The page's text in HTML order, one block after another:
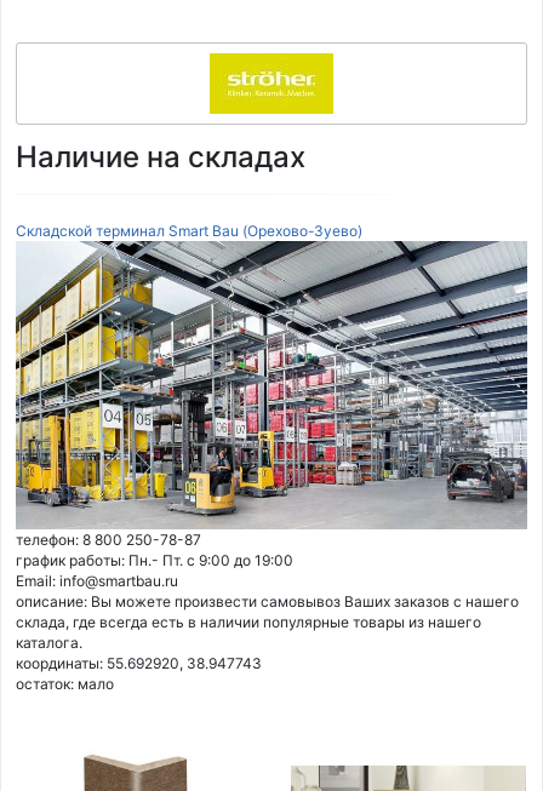
Наличие на складах
Складской терминал Smart Bau (Орехово-Зуево)
телефон: 8 800 250-78-87
график работы: Пн.- Пт. с 9:00 до 19:00
Email: info@smartbau.ru
описание: Вы можете произвести самовывоз Ваших заказов с нашего
склада, где всегда есть в наличии популярные товары из нашего
каталога.
координаты: 55.692920, 38.947743
остаток: мало